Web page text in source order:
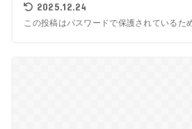
2025.12.24
この投稿はパスワードで保護されているた